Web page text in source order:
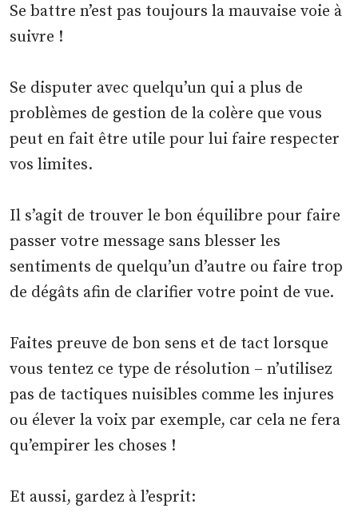
Se battre n’est pas toujours la mauvaise voie à
suivre !
Se disputer avec quelqu’un qui a plus de
problèmes de gestion de la colère que vous
peut en fait être utile pour lui faire respecter
vos limites.
Il s’agit de trouver le bon équilibre pour faire
passer votre message sans blesser les
sentiments de quelqu’un d’autre ou faire trop
de dégâts afin de clarifier votre point de vue.
Faites preuve de bon sens et de tact lorsque
vous tentez ce type de résolution – n’utilisez
pas de tactiques nuisibles comme les injures
ou élever la voix par exemple, car cela ne fera
qu’empirer les choses !
Et aussi, gardez à l’esprit: